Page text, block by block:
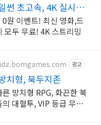
썬 초고속, 4K 실시간
0원 이벤트! 최신 영화,드
모두 무료! 4K 스트리밍
광고
치형, 북두지존
방치형 RPG, 화끈한 북
대혈투, VIP 등급 무상